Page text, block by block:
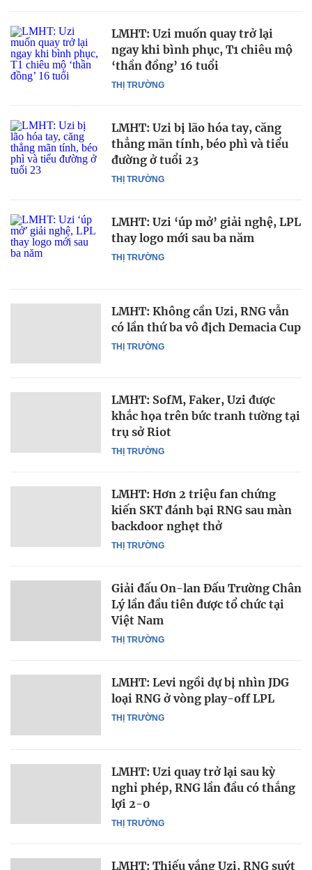
THỊ TRƯỜNG
LMHT: Uzi muốn quay trở lại
ngay khi bình phục, T1 chiêu mộ
‘thần đồng’ 16 tuổi
THỊ TRƯỜNG
LMHT: Uzi bị lão hóa tay, căng
thẳng mãn tính, béo phì và tiểu
đường ở tuổi 23
THỊ TRƯỜNG
LMHT: Uzi ‘úp mở’ giải nghệ, LPL
thay logo mới sau ba năm
THỊ TRƯỜNG
LMHT: Không cần Uzi, RNG vẫn
có lần thứ ba vô địch Demacia Cup
THỊ TRƯỜNG
LMHT: SofM, Faker, Uzi được
khắc họa trên bức tranh tường tại
trụ sở Riot
THỊ TRƯỜNG
LMHT: Hơn 2 triệu fan chứng
kiến SKT đánh bại RNG sau màn
backdoor nghẹt thở
THỊ TRƯỜNG
Giải đấu On-lan Đấu Trường Chân
Lý lần đầu tiên được tổ chức tại
Việt Nam
THỊ TRƯỜNG
LMHT: Levi ngồi dự bị nhìn JDG
loại RNG ở vòng play-off LPL
THỊ TRƯỜNG
LMHT: Uzi quay trở lại sau kỳ
nghỉ phép, RNG lần đầu có thắng
lợi 2-0
LMHT: Thiếu vắng Uzi, RNG suýt